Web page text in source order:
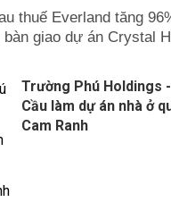
thuế Everland tăng
giao dự án Crystal
Trường Phú Holdings
Cầu làm dự án nhà ở
Cam Ranh